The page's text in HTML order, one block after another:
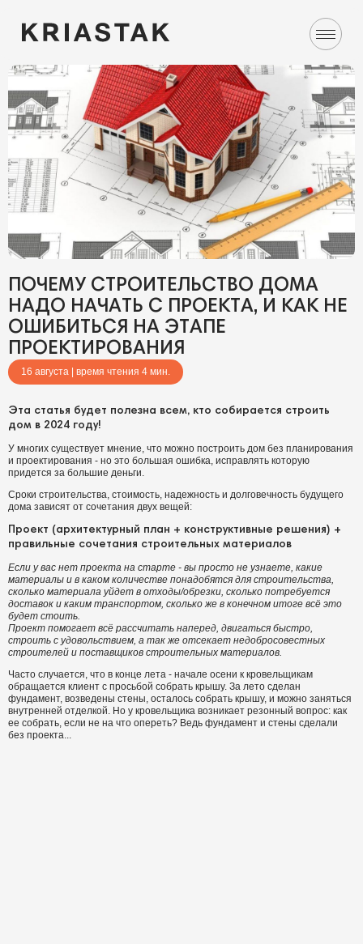
ПОЧЕМУ СТРОИТЕЛЬСТВО ДОМА
НАДО НАЧАТЬ С ПРОЕКТА, И КАК НЕ
ОШИБИТЬСЯ НА ЭТАПЕ
ПРОЕКТИРОВАНИЯ
16 августа | время чтения 4 мин.
Эта статья будет полезна всем, кто собирается строить
дом в 2024 году!
У многих существует мнение, что можно построить дом без планирования
и проектирования - но это большая ошибка, исправлять которую
придется за большие деньги.
Сроки строительства, стоимость, надежность и долговечность будущего
дома зависят от сочетания двух вещей:
Проект (архитектурный план + конструктивные решения) +
правильные сочетания строительных материалов
Если у вас нет проекта на старте - вы просто не узнаете, какие
материалы и в каком количестве понадобятся для строительства,
сколько материала уйдет в отходы/обрезки, сколько потребуется
доставок и каким транспортом, сколько же в конечном итоге всё это
будет стоить.
Проект помогает всё рассчитать наперед, двигаться быстро,
строить с удовольствием, а так же отсекает недобросовестных
строителей и поставщиков строительных материалов.
Часто случается, что в конце лета - начале осени к кровельщикам
обращается клиент с просьбой собрать крышу. За лето сделан
фундамент, возведены стены, осталось собрать крышу, и можно заняться
внутренней отделкой. Но у кровельщика возникает резонный вопрос: как
ее собрать, если не на что опереть? Ведь фундамент и стены сделали
без проекта...